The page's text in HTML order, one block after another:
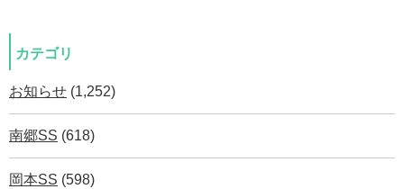
カテゴリ
お知らせ (1,252)
南郷SS (618)
岡本SS (598)